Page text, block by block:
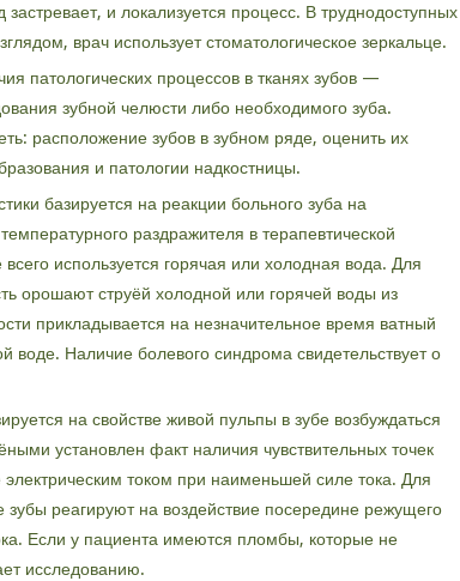
и локализуется процесс. В труднодоступных
врач использует стоматологическое зеркальце.
патологических процессов в тканях зубов —
зубной челюсти либо необходимого зуба.
расположение зубов в зубном ряде, оценить их
и патологии надкостницы.
базируется на реакции больного зуба на
раздражителя в терапевтической
используется горячая или холодная вода. Для
орошают струёй холодной или горячей воды из
прикладывается на незначительное время ватный
воде. Наличие болевого синдрома свидетельствует о
на свойстве живой пульпы в зубе возбуждаться
установлен факт наличия чувствительных точек
током при наименьшей силе тока. Для
зубы реагируют на воздействие посередине режущего
Если у пациента имеются пломбы, которые не
исследованию.